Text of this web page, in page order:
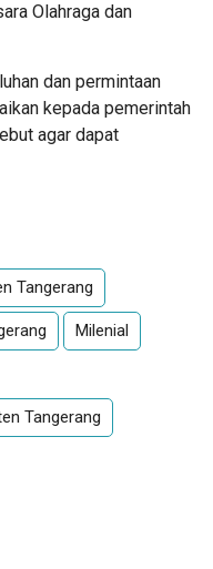
Olahraga dan
dan permintaan
kepada pemerintah
agar dapat
Tangerang
Milenial
Tangerang